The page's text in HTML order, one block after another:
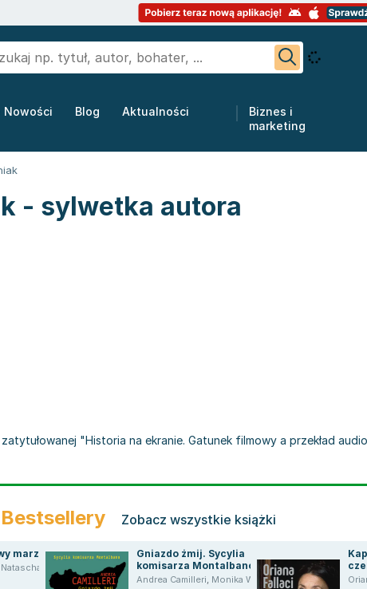
Nowości Blog Aktualności
Biznes i
marketing
- sylwetka autora
"Historia na ekranie. Gatunek filmowy a przekład
Bestsellery Zobacz wszystkie książki
marzeń
Natascha Lusenti
Gniazdo żmij. Sycylia
komisarza Montalbano.
Tom 21
Andrea Camilleri, Monika Woźniak ,Tomasz Lec